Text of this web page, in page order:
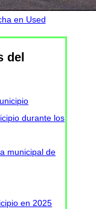
en Used
del
durante los
municipal de
en 2025